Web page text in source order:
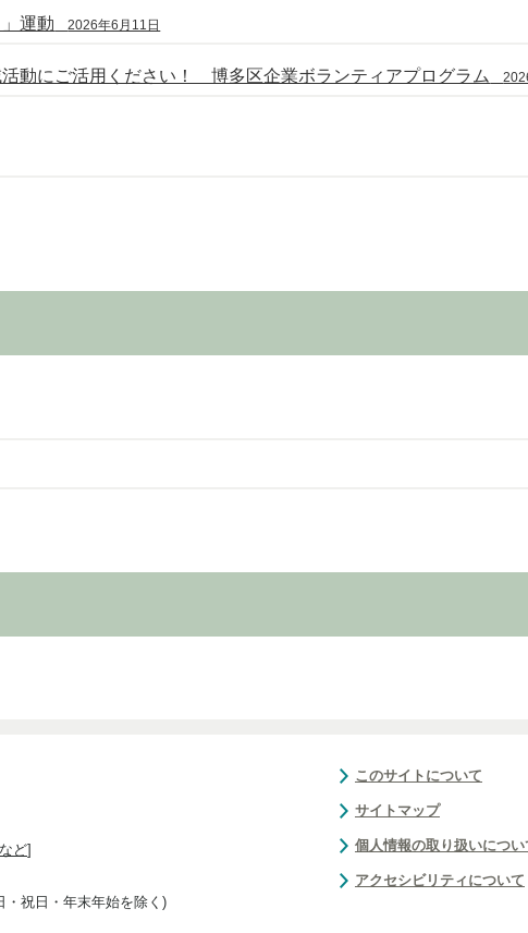
運動 2026年6月11日
動にご活用ください！ 博多区企業ボランティアプログラム
ど]
・祝日・年末年始を除く)
このサイトについて
サイトマップ
個人情報の取り扱いについ
アクセシビリティについて